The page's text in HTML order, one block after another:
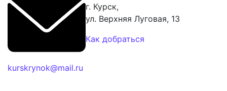
kurskrynok@mail.ru
г. Курск,
ул. Верхняя Луговая, 13
Как добраться